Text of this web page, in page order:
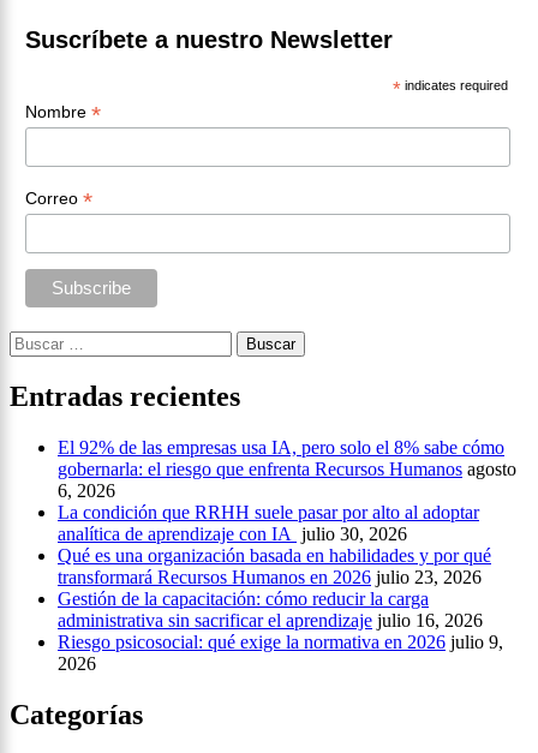
Suscríbete a nuestro Newsletter
* indicates required
Nombre *
Correo *
Buscar:
Entradas recientes
El 92% de las empresas usa IA, pero solo el 8% sabe cómo
gobernarla: el riesgo que enfrenta Recursos Humanos agosto
6, 2026
La condición que RRHH suele pasar por alto al adoptar
analítica de aprendizaje con IA julio 30, 2026
Qué es una organización basada en habilidades y por qué
transformará Recursos Humanos en 2026 julio 23, 2026
Gestión de la capacitación: cómo reducir la carga
administrativa sin sacrificar el aprendizaje julio 16, 2026
Riesgo psicosocial: qué exige la normativa en 2026 julio 9,
2026
Categorías